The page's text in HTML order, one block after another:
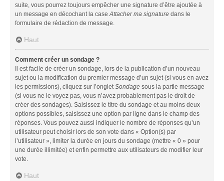
suite, vous pourrez toujours empêcher une signature d’être ajoutée à
un message en décochant la case Attacher ma signature dans le
formulaire de rédaction de message.
Haut
Comment créer un sondage ?
Il est facile de créer un sondage, lors de la publication d’un nouveau
sujet ou la modification du premier message d’un sujet (si vous en avez
les permissions), cliquez sur l’onglet Sondage sous la partie message
(si vous ne le voyez pas, vous n’avez probablement pas le droit de
créer des sondages). Saisissez le titre du sondage et au moins deux
options possibles, saisissez une option par ligne dans le champ des
réponses. Vous pouvez aussi indiquer le nombre de réponses qu’un
utilisateur peut choisir lors de son vote dans « Option(s) par
l’utilisateur », limiter la durée en jours du sondage (mettre « 0 » pour
une durée illimitée) et enfin permettre aux utilisateurs de modifier leur
vote.
Haut